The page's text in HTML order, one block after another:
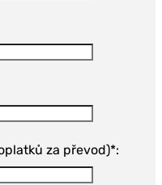
za převod)*: